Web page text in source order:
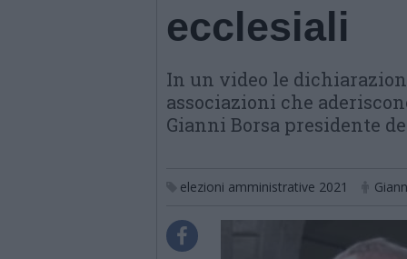
ecclesiali
In un video le
associazioni che
Gianni Borsa presidente
elezioni amministrative 2021